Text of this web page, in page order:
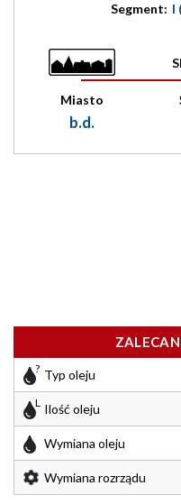
Segment: I
Miasto
b.d.
Typ oleju
Ilość oleju
Wymiana oleju
Wymiana rozrządu